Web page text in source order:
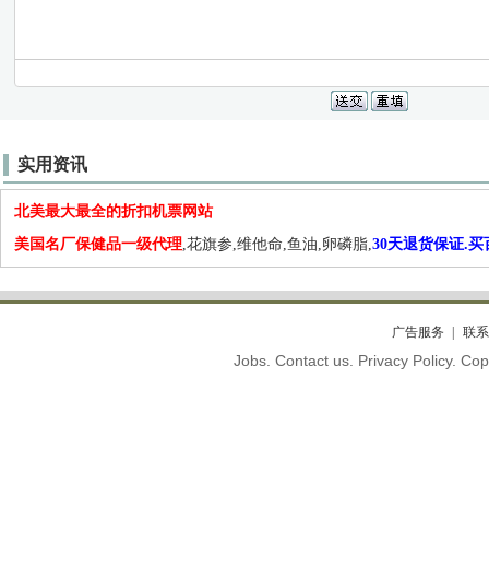
实用资讯
北美最大最全的折扣机票网站
美国名厂保健品一级代理,花旗参,维他命,鱼油,卵磷脂,30天退货保证.买
广告服务 联
Jobs. Contact us. Privacy Policy.